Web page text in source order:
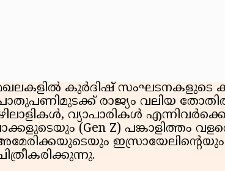
കുർദിഷ് സംഘടനകളുടെ
രാജ്യം വലിയ
വ്യാപാരികൾ
(Gen Z) പങ്കാളിത്തം
ഇസ്രായേലിന്റെയും